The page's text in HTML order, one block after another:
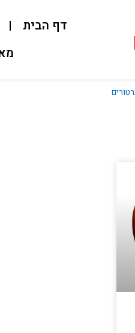
דף הבית